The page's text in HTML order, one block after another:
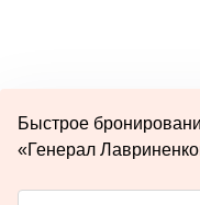
Быстрое
«Генерал